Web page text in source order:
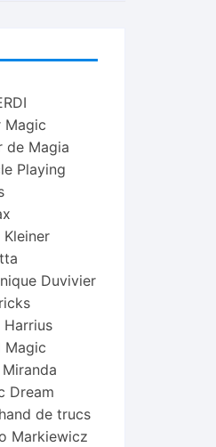
Magic
de Magia
Playing
Kleiner
Duvivier
Harrius
Magic
Dream
de trucs
Markiewicz